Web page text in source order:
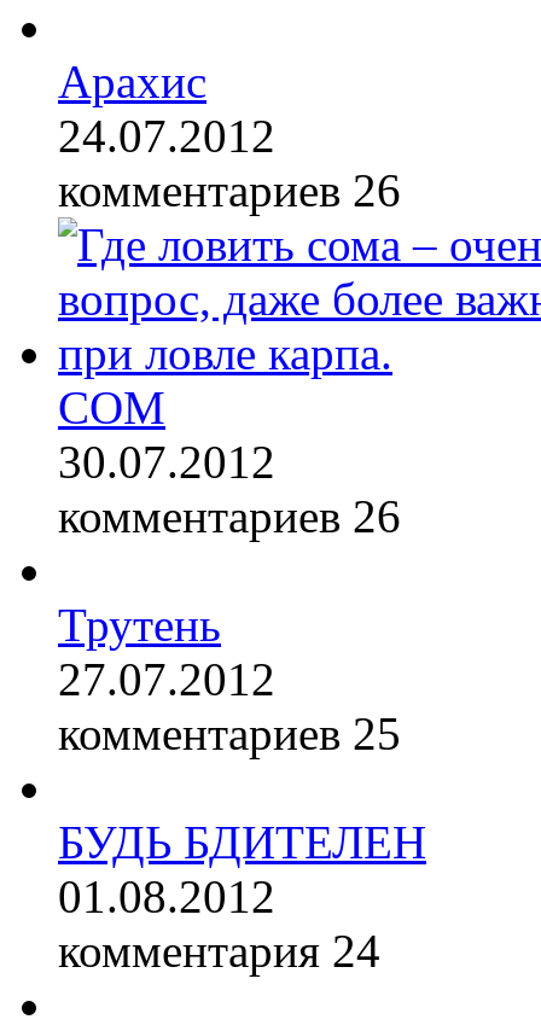
Арахис
24.07.2012
комментариев 26
СОМ
30.07.2012
комментариев 26
Трутень
27.07.2012
комментариев 25
БУДЬ БДИТЕЛЕН
01.08.2012
комментария 24